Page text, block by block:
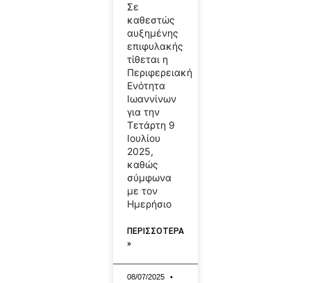
Σε
καθεστώς
αυξημένης
επιφυλακής
τίθεται η
Περιφερειακή
Ενότητα
Ιωαννίνων
για την
Τετάρτη 9
Ιουλίου
2025,
καθώς
σύμφωνα
με τον
Ημερήσιο
ΠΕΡΙΣΣΟΤΕΡΑ
»
08/07/2025